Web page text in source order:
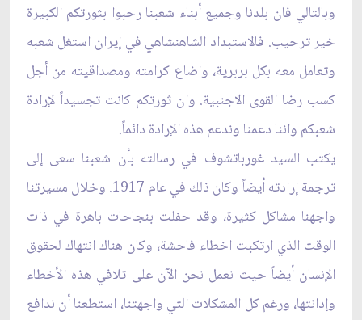
وبالتالي فان بلدنا وجميع أبناء شعبنا رحبوا بثورتكم الكبيرة
خير ترحيب. فالاستبداد الشاهنشاهي في إيران استغل شعبه
وتعامل معه بكل بربرية، واضاع كرامته ومصداقيته من أجل
كسب رضا القوى الاجنبية. وان ثورتكم كانت تجسيداً لإرادة
شعبكم واننا دعمنا وندعم هذه الإرادة دائماً.
يكتب السيد غورباتشوف في رسالته بأن شعبنا سعى إلى
ترجمة إرادته أيضاً وكان ذلك في عام 1917. وخلال مسيرتنا
واجهنا مشاكل كثيرة، وقد حفلت بنجاحات باهرة في ذات
الوقت الذي ارتكبت اخطاء فاحشة، وكان هناك انتهاك لحقوق
الإنسان أيضاً حيث نعمل نحن الآن على تلافي هذه الأخطاء
وإدانتها، ورغم كل المشكلات التي واجهتنا، استطعنا أن ندافع